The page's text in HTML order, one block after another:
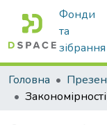
Фонди
та
зібрання
Головна